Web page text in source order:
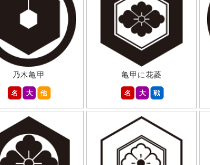
乃木亀甲
名
大 他
亀甲に花菱
名
大 戦